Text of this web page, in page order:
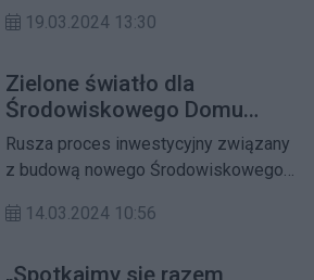
Słowackiego 6/8 odbędzie się piknik
mieszkańców Żoliborza.
19.03.2024 13:30
Zielone światło dla
Środowiskowego Domu
Samopomocy!
Rusza proces inwestycyjny związany
z budową nowego Środowiskowego
Izabelli.
14.03.2024 10:56
„Spotkajmy się razem